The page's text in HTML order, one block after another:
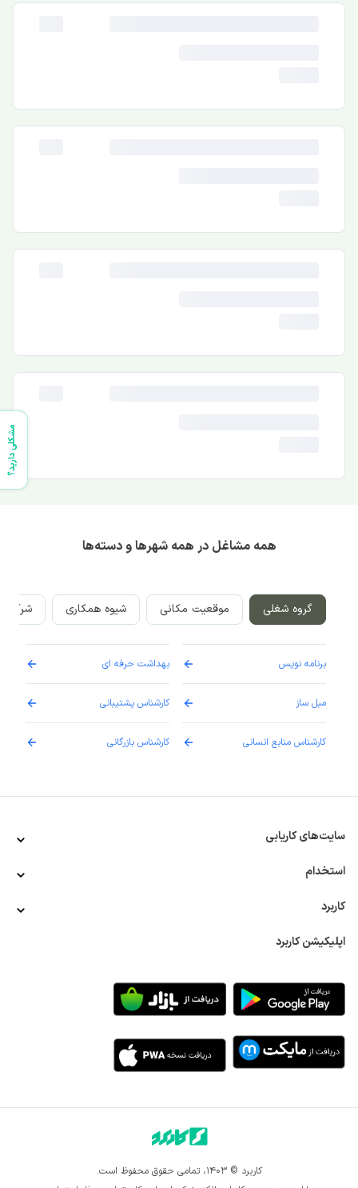
همه مشاغل در همه شهرها و دسته‌ها
گروه شغلی موقعیت مکانی شیوه همکاری
برنامه نویس
مبل ساز
کارشناس منابع انسانی
بهداشت حرفه ای
کارشناس پشتیبانی
کارشناس بازرگانی
مشکلی دارید؟
سایت‌های کاریابی
استخدام
کاربرد
اپلیکیشن کاربرد
کاربرد © ۱۴۰۳، تمامی حقوق محفوظ است.